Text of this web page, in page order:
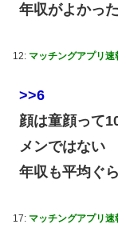
年収がよかっ
12: マッチングアプリ速
>>6
顔は童顔って
メンではない
年収も平均ぐ
17: マッチングアプリ速